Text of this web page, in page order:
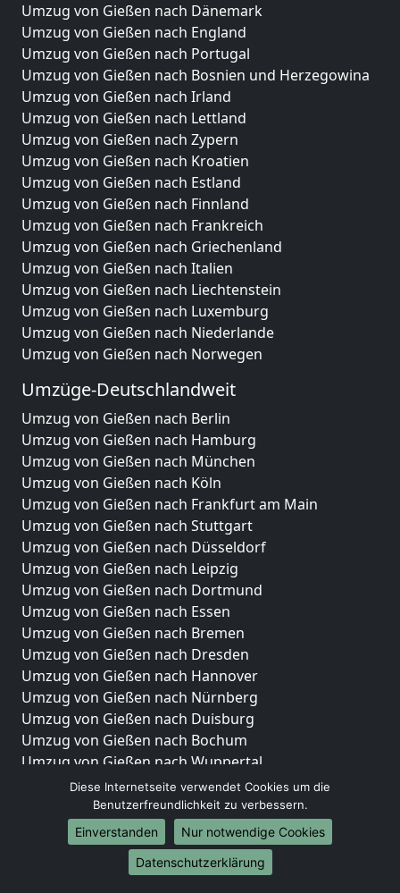
Umzug von Gießen nach Dänemark
Umzug von Gießen nach England
Umzug von Gießen nach Portugal
Umzug von Gießen nach Bosnien und Herzegowina
Umzug von Gießen nach Irland
Umzug von Gießen nach Lettland
Umzug von Gießen nach Zypern
Umzug von Gießen nach Kroatien
Umzug von Gießen nach Estland
Umzug von Gießen nach Finnland
Umzug von Gießen nach Frankreich
Umzug von Gießen nach Griechenland
Umzug von Gießen nach Italien
Umzug von Gießen nach Liechtenstein
Umzug von Gießen nach Luxemburg
Umzug von Gießen nach Niederlande
Umzug von Gießen nach Norwegen
Umzüge-Deutschlandweit
Umzug von Gießen nach Berlin
Umzug von Gießen nach Hamburg
Umzug von Gießen nach München
Umzug von Gießen nach Köln
Umzug von Gießen nach Frankfurt am Main
Umzug von Gießen nach Stuttgart
Umzug von Gießen nach Düsseldorf
Umzug von Gießen nach Leipzig
Umzug von Gießen nach Dortmund
Umzug von Gießen nach Essen
Umzug von Gießen nach Bremen
Umzug von Gießen nach Dresden
Umzug von Gießen nach Hannover
Umzug von Gießen nach Nürnberg
Umzug von Gießen nach Duisburg
Umzug von Gießen nach Bochum
Umzug von Gießen nach Wuppertal
Umzug von Gießen nach Bielefeld
Umzug von Gießen nach Bonn
Umzug von Gießen nach Münster
Internationale-Umzüge
Diese Internetseite verwendet Cookies um die
Benutzerfreundlichkeit zu verbessern.
Einverstanden
Nur notwendige Cookies
Datenschutzerklärung